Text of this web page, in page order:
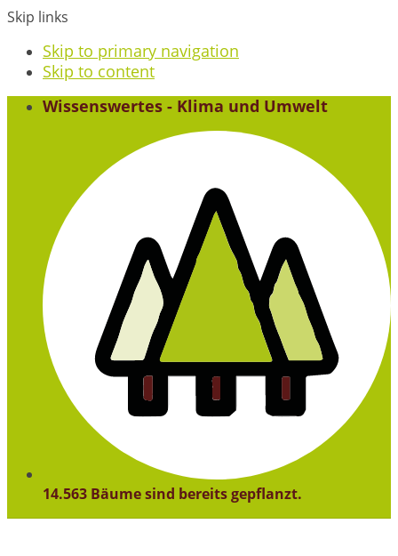
Skip links
Skip to primary navigation
Skip to content
Wissenswertes - Klima und Umwelt
14.563 Bäume sind bereits gepflanzt.